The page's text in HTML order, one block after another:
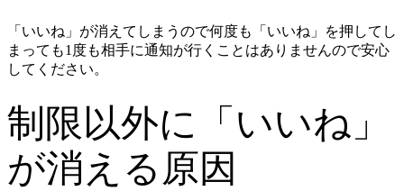
「いいね」が消えてしまうので何度も「いいね」を押してし
まっても1度も相手に通知が行くことはありませんので安心
してください。
制限以外に「いいね」
が消える原因